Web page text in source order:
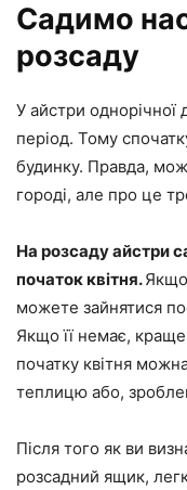
Садимо
розсаду
У айстри однорічної
період. Тому
будинку. Правда,
городі, але про це
На розсаду айстри
початок квітня.Якщо
можете зайнятися
Якщо її немає,
початку квітня
теплицю або,
Після того як ви
розсадний ящик,